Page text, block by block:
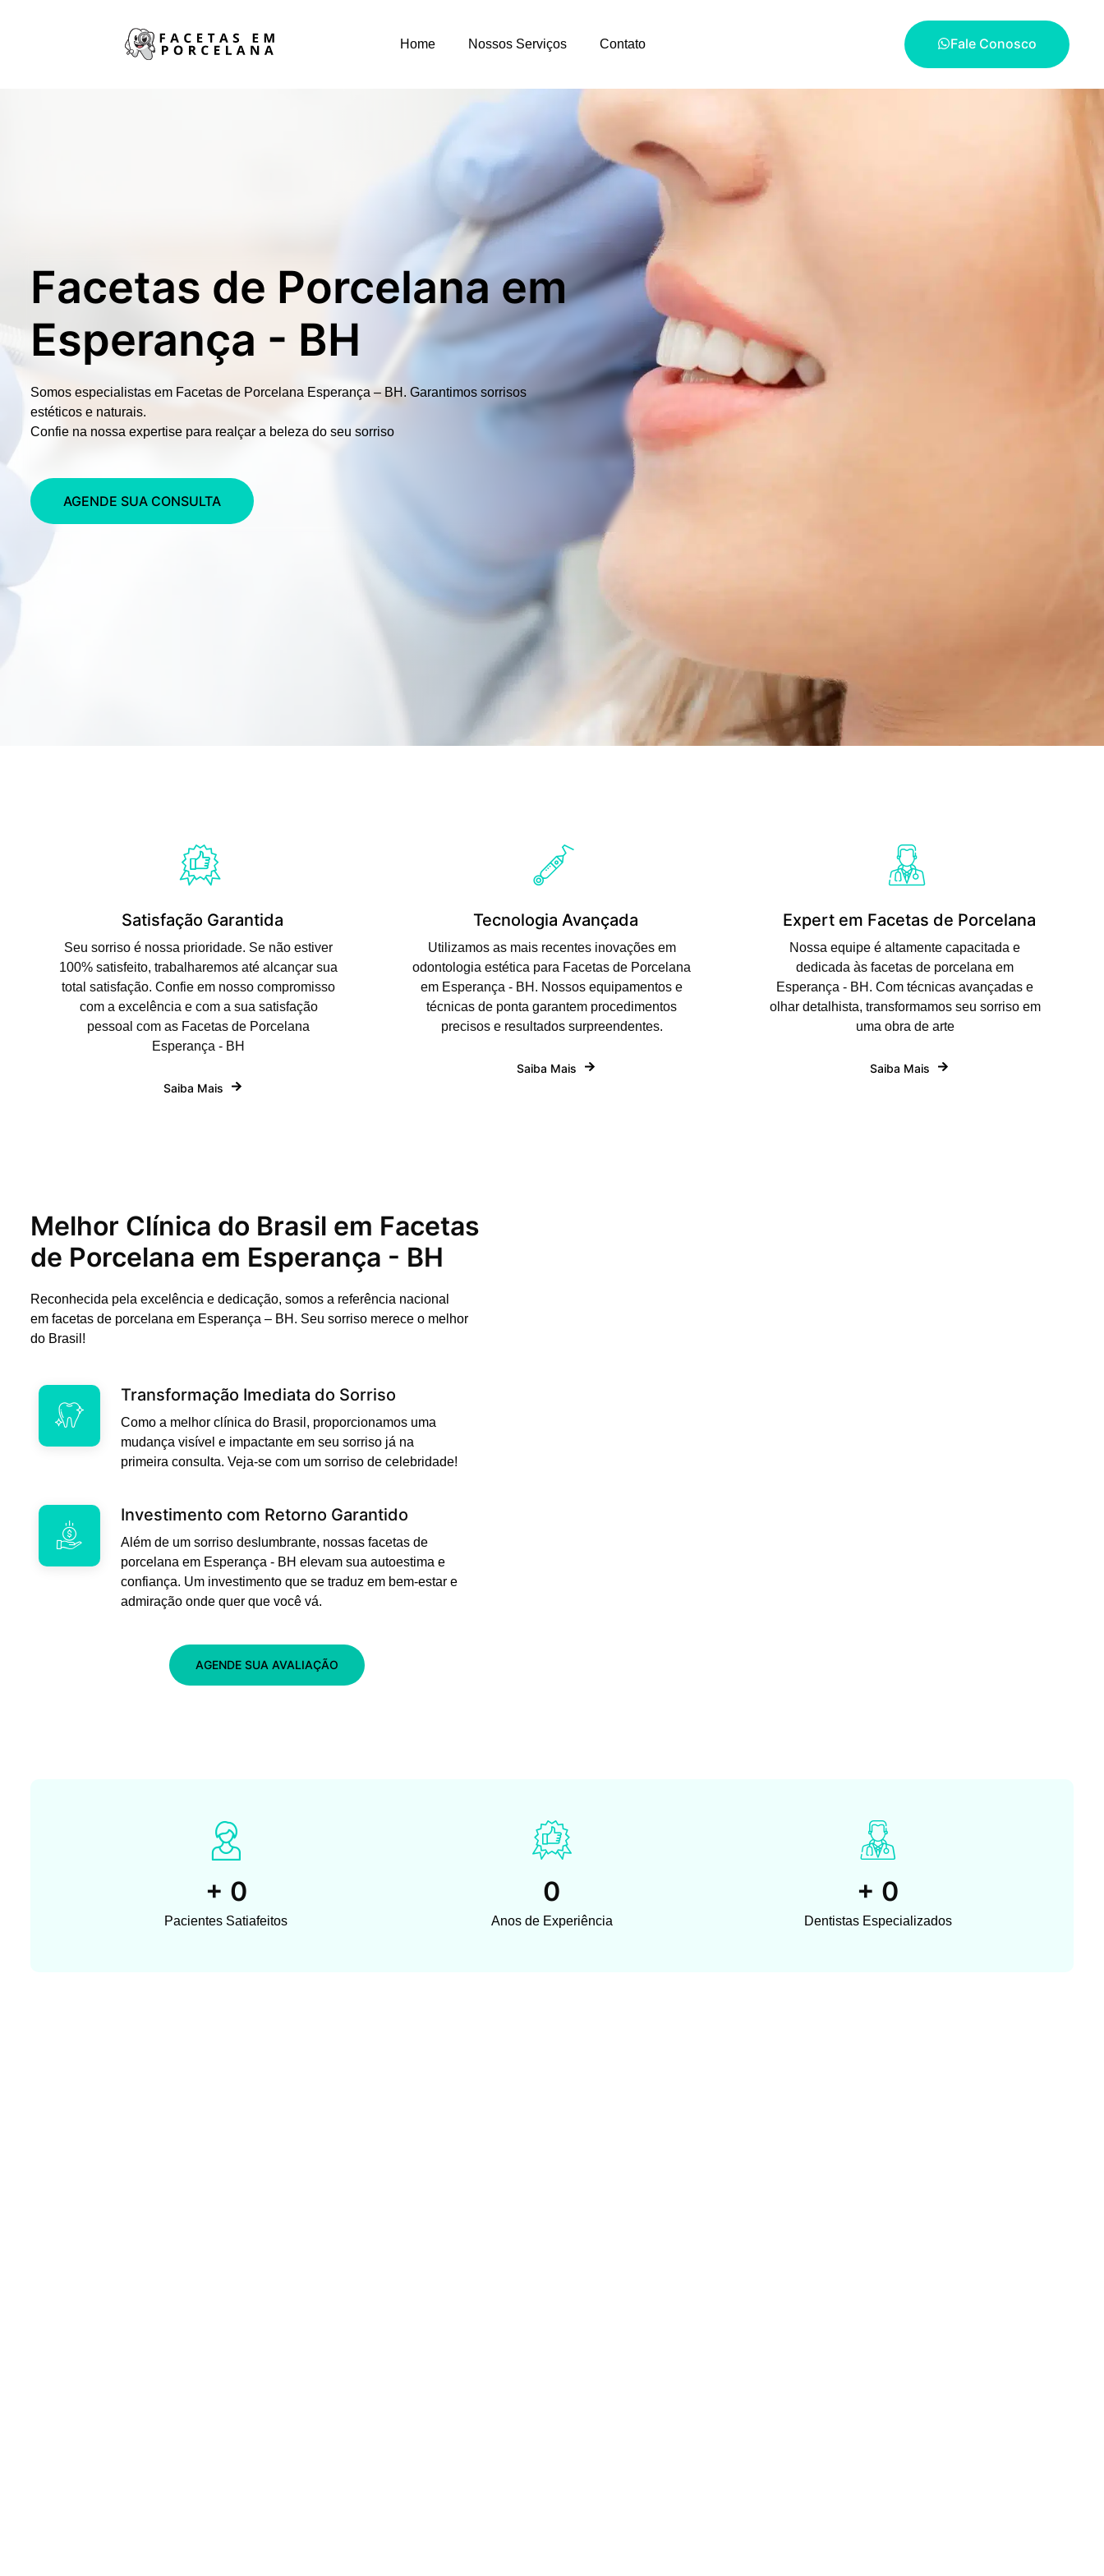
Home Nossos Serviços Contato Fale Conosco
Facetas de Porcelana em
Esperança - BH
Somos especialistas em Facetas de Porcelana Esperança – BH. Garantimos sorrisos
estéticos e naturais.
Confie na nossa expertise para realçar a beleza do seu sorriso
AGENDE SUA CONSULTA
Satisfação Garantida
Seu sorriso é nossa prioridade. Se não estiver
100% satisfeito, trabalharemos até alcançar sua
total satisfação. Confie em nosso compromisso
com a excelência e com a sua satisfação
pessoal com as Facetas de Porcelana
Esperança - BH
Saiba Mais
Tecnologia Avançada
Utilizamos as mais recentes inovações em
odontologia estética para Facetas de Porcelana
em Esperança - BH. Nossos equipamentos e
técnicas de ponta garantem procedimentos
precisos e resultados surpreendentes.
Saiba Mais
Expert em Facetas de Porcelana
Nossa equipe é altamente capacitada e
dedicada às facetas de porcelana em
Esperança - BH. Com técnicas avançadas e
olhar detalhista, transformamos seu sorriso em
uma obra de arte
Saiba Mais
Melhor Clínica do Brasil em Facetas
de Porcelana em Esperança - BH
Reconhecida pela excelência e dedicação, somos a referência nacional
em facetas de porcelana em Esperança – BH. Seu sorriso merece o melhor
do Brasil!
Transformação Imediata do Sorriso
Como a melhor clínica do Brasil, proporcionamos uma
mudança visível e impactante em seu sorriso já na
primeira consulta. Veja-se com um sorriso de celebridade!
Investimento com Retorno Garantido
Além de um sorriso deslumbrante, nossas facetas de
porcelana em Esperança - BH elevam sua autoestima e
confiança. Um investimento que se traduz em bem-estar e
admiração onde quer que você vá.
AGENDE SUA AVALIAÇÃO
+ 0
Pacientes Satiafeitos
0
Anos de Experiência
+ 0
Dentistas Especializados